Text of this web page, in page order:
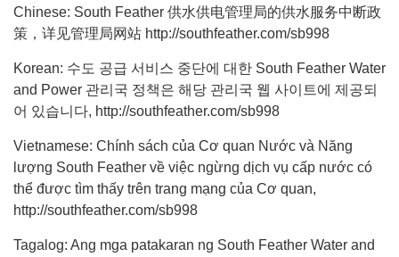
Chinese: South Feather 供水供电管理局的供水服务中断政
策，详见管理局网站 http://southfeather.com/sb998
Korean: 수도 공급 서비스 중단에 대한 South Feather Water
and Power 관리국 정책은 해당 관리국 웹 사이트에 제공되
어 있습니다, http://southfeather.com/sb998
Vietnamese: Chính sách của Cơ quan Nước và Năng
lượng South Feather về việc ngừng dịch vụ cấp nước có
thể được tìm thấy trên trang mạng của Cơ quan,
http://southfeather.com/sb998
Tagalog: Ang mga patakaran ng South Feather Water and